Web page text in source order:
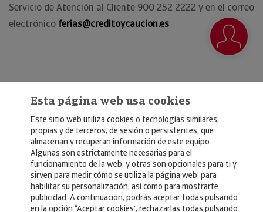
Servicio de Atención al Cliente 900 252 2222 y en el correo
electrónico ferias@creditoycaucion.es
© Copyright 2026, Crédito y Caución
Aviso Legal
Política de Privacidad
Esta página web usa cookies
Este sitio web utiliza cookies o tecnologías similares,
propias y de terceros, de sesión o persistentes, que
almacenan y recuperan información de este equipo.
Algunas son estrictamente necesarias para el
funcionamiento de la web, y otras son opcionales para ti y
sirven para medir cómo se utiliza la página web, para
habilitar su personalización, así como para mostrarte
publicidad. A continuación, podrás aceptar todas pulsando
en la opción “Aceptar cookies”, rechazarlas todas pulsando